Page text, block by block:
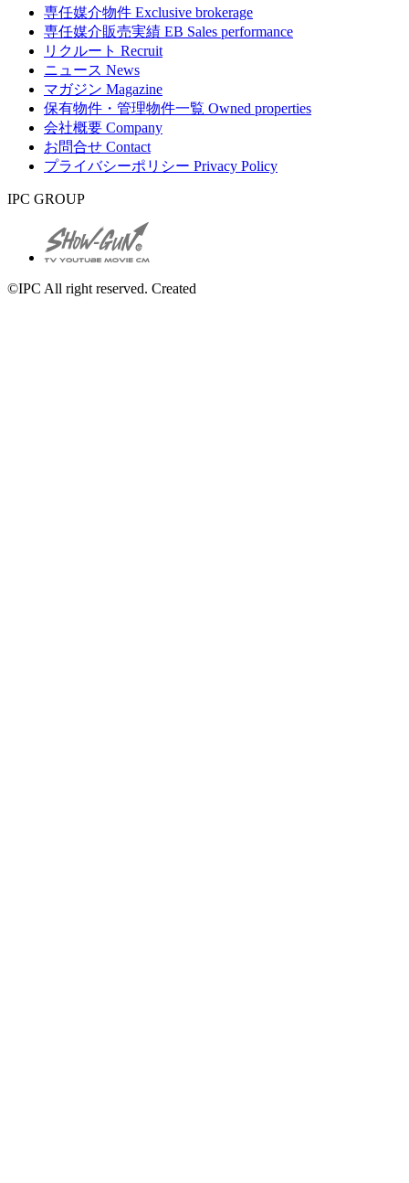
専任媒介物件 Exclusive brokerage
専任媒介販売実績 EB Sales performance
リクルート Recruit
ニュース News
マガジン Magazine
保有物件・管理物件一覧 Owned properties
会社概要 Company
お問合せ Contact
プライバシーポリシー Privacy Policy
IPC GROUP
©IPC All right reserved. Created